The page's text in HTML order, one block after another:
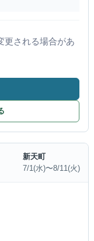
更される場合があ
新天町
7/1(水)〜8/11(火)